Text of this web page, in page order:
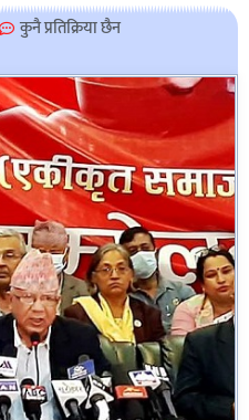
n
कुनै प्रतिक्रिया छैन